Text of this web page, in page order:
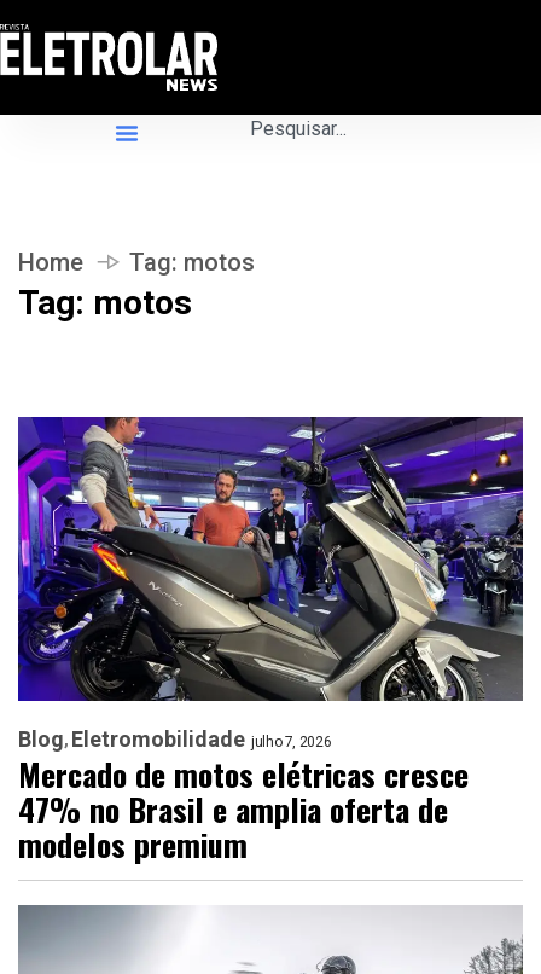
Home Tag: motos
Tag: motos
Blog Eletromobilidade julho 7, 2026
Mercado de motos elétricas cresce
47% no Brasil e amplia oferta de
modelos premium